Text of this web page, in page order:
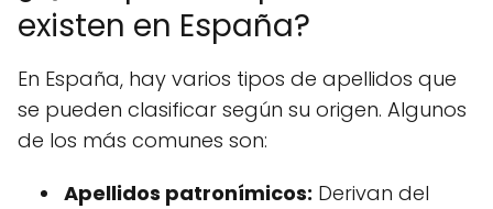
existen en España?
En España, hay varios tipos de apellidos que
se pueden clasificar según su origen. Algunos
de los más comunes son:
Apellidos patronímicos: Derivan del